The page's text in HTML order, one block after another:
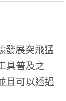
發展突飛猛
具普及之
且可以透過